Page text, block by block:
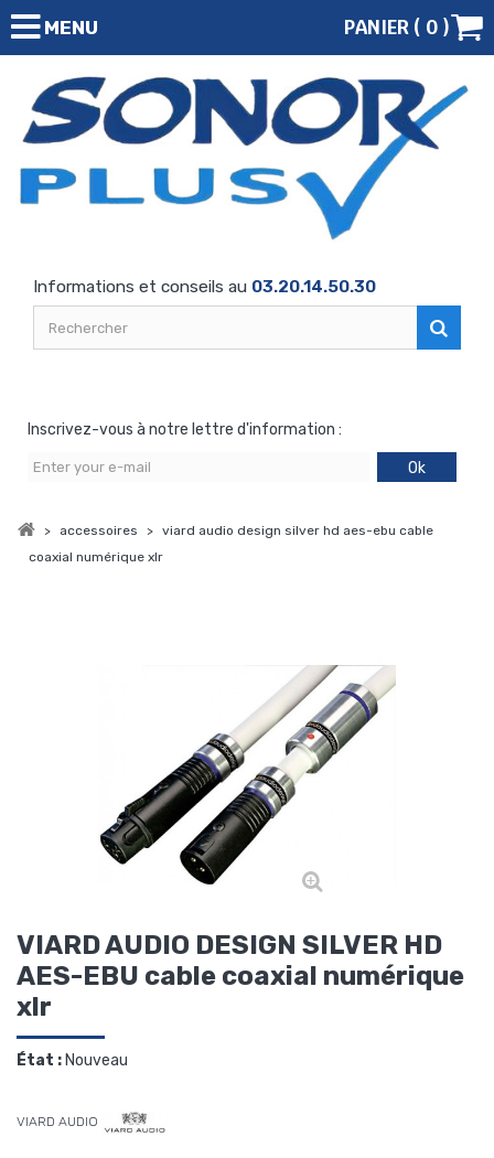
MENU PANIER ( 0 )
Informations et conseils au 03.20.14.50.30
Inscrivez-vous à notre lettre d'information :
Ok
> accessoires > viard audio design silver hd aes-ebu cable
coaxial numérique xlr
VIARD AUDIO DESIGN SILVER HD
AES-EBU cable coaxial numérique
xlr
État :Nouveau
VIARD AUDIO